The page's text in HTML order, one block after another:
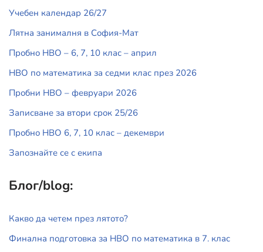
Учебен календар 26/27
Лятна занималня в София-Мат
Пробно НВО – 6, 7, 10 клас – април
НВО по математика за седми клас през 2026
Пробни НВО – февруари 2026
Записване за втори срок 25/26
Пробно НВО 6, 7, 10 клас – декември
Запознайте се с екипа
Блог/blog:
Какво да четем през лятото?
Финална подготовка за НВО по математика в 7. клас